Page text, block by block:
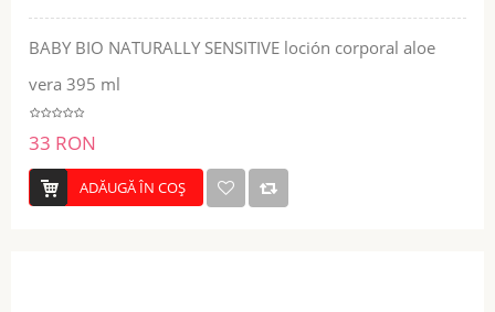
BABY BIO NATURALLY SENSITIVE loción corporal aloe
vera 395 ml
33 RON
ADĂUGĂ ÎN COŞ